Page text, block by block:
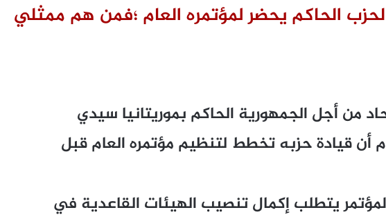
الحاكم يحضر لمؤتمره العام ؛فمن هم ممثلي
من أجل الجمهورية الحاكم بموريتانيا سيدي
أن قيادة حزبه تخطط لتنظيم مؤتمره العام قبل
يتطلب إكمال تنصيب الهيئات القاعدية في